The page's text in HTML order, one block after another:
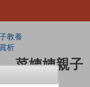
教養
析
菜姨姨親子